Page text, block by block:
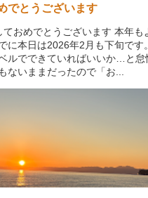
でとうございます
ておめでとうございます 本
に本日は2026年2月も下旬で
ルでできていればいいか…と
ないままだったので「お...